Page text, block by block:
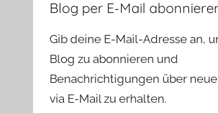
Blog per E-Mail
Gib deine E-Mail-Adresse an,
Blog zu abonnieren und
Benachrichtigungen über
via E-Mail zu erhalten.